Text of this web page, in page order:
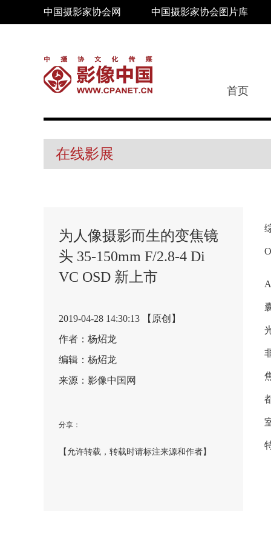
中国摄影家协会网 中国摄影家协会图片库
首页
在线影展
为人像摄影而生的变焦镜
头 35-150mm F/2.8-4 Di
VC OSD 新上市
2019-04-28 14:30:13 【原创】
作者：杨炤龙
编辑：杨炤龙
来源：影像中国网
分享：
【允许转载，转载时请标注来源和作者】